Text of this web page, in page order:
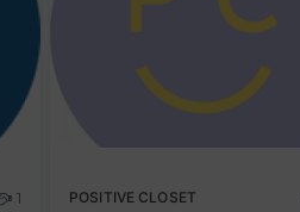
1 POSITIVE CLOSET